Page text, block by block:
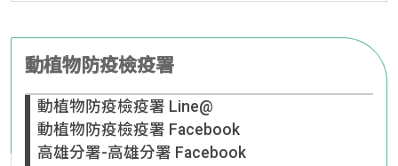
動植物防疫檢疫署
動植物防疫檢疫署 Line@
動植物防疫檢疫署 Facebook
高雄分署-高雄分署 Facebook